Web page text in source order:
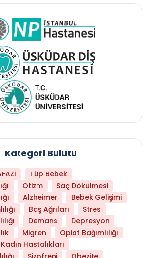
Kategori Bulutu
Tüp Bebek
Otizm
Saç Dökülmesi
Alzheimer
Bebek Gelişimi
Baş Ağrıları
Stres
Demans
Depresyon
Migren
Opiat Bağımlılığı
Kadın Hastalıkları
Şizofreni Obezite